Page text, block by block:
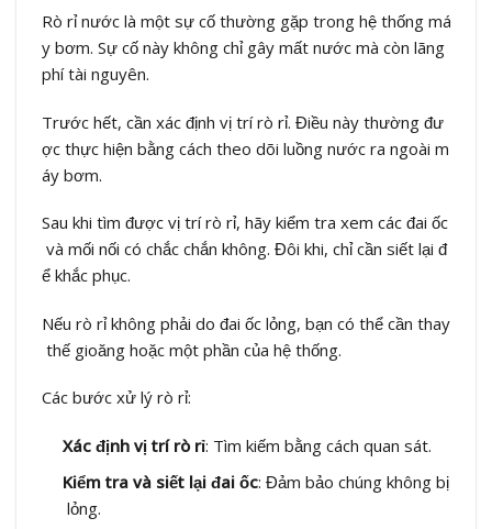
Rò rỉ nước là một sự cố thường gặp trong hệ thống má
y bơm. Sự cố này không chỉ gây mất nước mà còn lãng
phí tài nguyên.
Trước hết, cần xác định vị trí rò rỉ. Điều này thường đư
ợc thực hiện bằng cách theo dõi luồng nước ra ngoài m
áy bơm.
Sau khi tìm được vị trí rò rỉ, hãy kiểm tra xem các đai ốc
và mối nối có chắc chắn không. Đôi khi, chỉ cần siết lại đ
ể khắc phục.
Nếu rò rỉ không phải do đai ốc lỏng, bạn có thể cần thay
thế gioăng hoặc một phần của hệ thống.
Các bước xử lý rò rỉ:
Xác định vị trí rò rỉ: Tìm kiếm bằng cách quan sát.
Kiểm tra và siết lại đai ốc: Đảm bảo chúng không bị
lỏng.